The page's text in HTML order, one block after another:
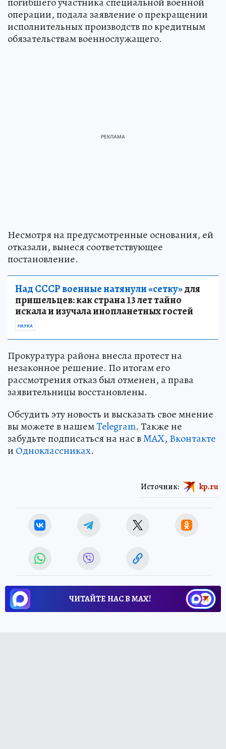
операции, подала заявление о прекращении
исполнительных производств по кредитным
обязательствам военнослужащего.
Несмотря на предусмотренные основания, ей
отказали, вынеся соответствующее
постановление.
Над СССР военные натянули «сетку»для
пришельцев: как страна 13 лет тайно
искала и изучала инопланетных гостей
НАУКА
Прокуратура района внесла протест на
незаконное решение. По итогам его
рассмотрения отказ был отменен, а права
заявительницы восстановлены.
Обсудить эту новость и высказать свое мнение
вы можете в нашемTelegram. Также не
забудьте подписаться на нас вMAX, Вконтакте
и Одноклассниках.
Источник: kp.ru
ЧИТАЙТЕ НАС В МАХ!